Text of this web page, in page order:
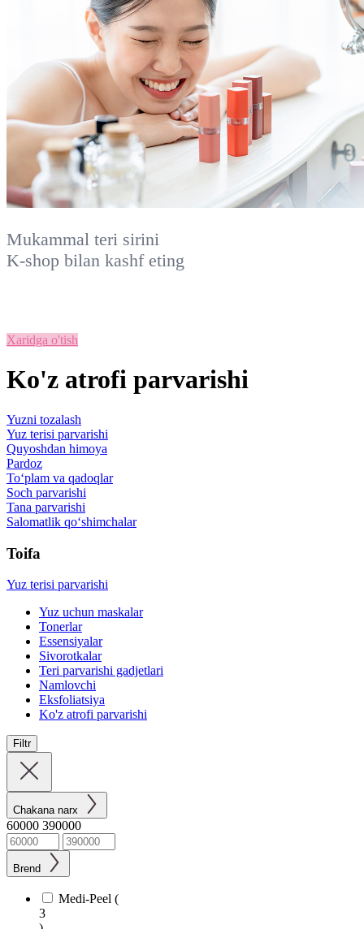
Mukammal teri sirini
K-shop bilan kashf eting
Xaridga o'tish
Ko'z atrofi parvarishi
Yuzni tozalash
Yuz terisi parvarishi
Quyoshdan himoya
Pardoz
To‘plam va qadoqlar
Soch parvarishi
Tana parvarishi
Salomatlik qo‘shimchalar
Toifa
Yuz terisi parvarishi
Yuz uchun maskalar
Tonerlar
Essensiyalar
Sivorotkalar
Teri parvarishi gadjetlari
Namlovchi
Eksfoliatsiya
Ko'z atrofi parvarishi
Filtr
Chakana narx
60000 390000
Brend
Medi-Peel (
3